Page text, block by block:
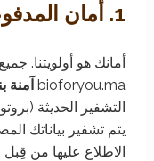
1. أمان
أمانك هو أولويتنا.
bioforyou.ma آمنة
يتم تشفير بياناتك
الاطلاع عليها من